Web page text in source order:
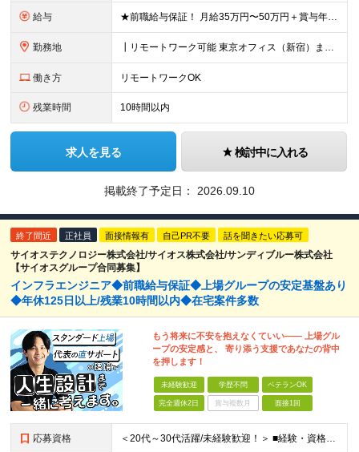
給与 ★前職給与保証！ 月給35万円〜50万円＋賞与年2回＋各種手当＋残業代 初年度想定：年収500万円以上～ ※固定残業代（49,361円～68,556円/20時間分）を含みます。超過した場合は別途支
勤務地 ┃リモートワーク可能 東京オフィス（新宿）または 東京都・大阪府内各所のプロジェクト先にて勤務いただきます。 ［東京オフィス］ 東京都新宿区西新宿 [大阪オフィス] 大阪府大阪市都島区片町2-2-
働き方 リモートワークOK
残業時間 10時間以内
求人を見る 検討中に入れる
掲載終了予定日： 2026.09.10
終了間近 正社員 面接情報有 自己PR不要 話を聞きたい応募可
サイオステクノロジー株式会社/サイオス株式会社/サンディブルー株式会社
【サイオスグループ合同募集】
インフラエンジニア◆前職給与保証◆上場グループの安定基盤あり
◆年休125日以上/残業10時間以内◆在宅案件多数
もう将来に不安を抱えなくていい―― 上場グル
ープの安定感と、 寄り添う支援であなたの背中
を押します！
未経験歓迎 学歴不問 ベテランOK
完全週休2日 賞与複数月 面接1回
応募資格 ＜20代～30代活躍/未経験歓迎！＞ ■経験・資格不問 ■学歴不問 ★「安定環境で長く働きたい」「クラウドスキルを磨きたい」 という方はぜひご応募ください◎